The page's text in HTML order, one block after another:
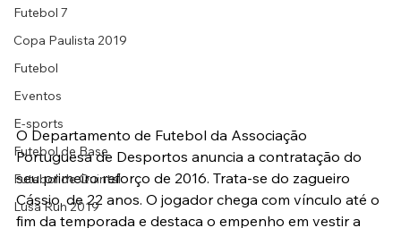
Futebol 7
Copa Paulista 2019
Futebol
Eventos
E-sports
Futebol de Base
Futebol de Quintal
Lusa Run 2019
O Departamento de Futebol da Associação
Portuguesa de Desportos anuncia a contratação do
seu primeiro reforço de 2016. Trata-se do zagueiro
Cássio, de 22 anos. O jogador chega com vínculo até o
fim da temporada e destaca o empenho em vestir a